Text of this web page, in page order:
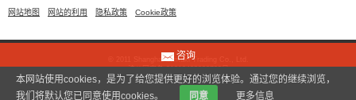
网站地图 网站的利用 隐私政策 Cookie政策
© 2011 Shanghai Mimaki Trading Co., Ltd.
沪公网安备 31010402000799号
咨询
本网站使用cookies，是为了给您提供更好的浏览体验。通过您的继续浏览，
我们将默认您已同意使用cookies。
同意 更多信息